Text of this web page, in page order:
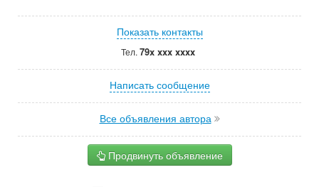
Показать контакты
Тел. 79x xxx xxxx
Написать сообщение
Все объявления автора
Продвинуть объявление